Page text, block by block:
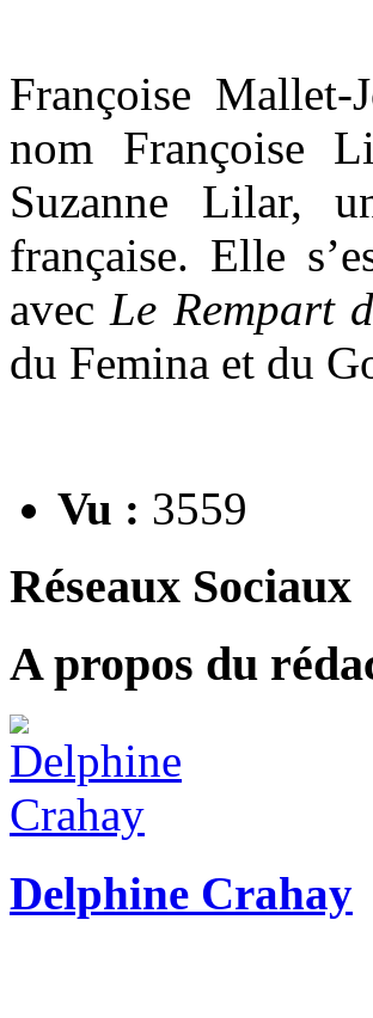
Françoise
nom Françoise
Suzanne Lilar,
française. Elle
avecLe Rempart
du Femina et du
Vu : 3559
Réseaux Sociaux
A propos du
Delphine Crahay